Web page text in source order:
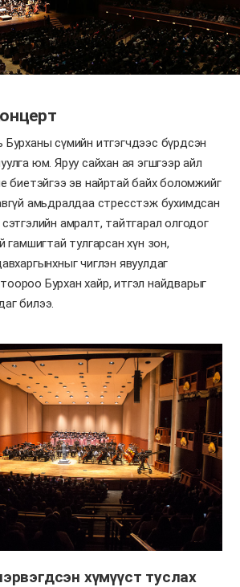
сүмийн итгэгчдээс бүрдсэн
юм. Яруу сайхан ая эгшгээр айл
биетэйгээ эв найртай байх боломжийг
амьдралдаа стресстэж бухимдсан
амралт, тайтгарал олгодог
гамшигтай тулгарсан хүн зон,
чиглэн явуулдаг
Бурхан хайр, итгэл найдварыг
билээ.
хүмүүст туслах